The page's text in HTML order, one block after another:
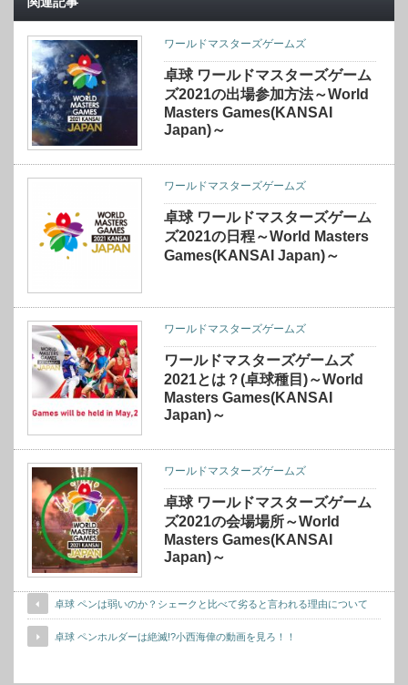
ワールドマスターズゲームズ
卓球 ワールドマスターズゲーム
ズ2021の出場参加方法～World
Masters Games(KANSAI
Japan)～
ワールドマスターズゲームズ
卓球 ワールドマスターズゲーム
ズ2021の日程～World Masters
Games(KANSAI Japan)～
ワールドマスターズゲームズ
ワールドマスターズゲームズ
2021とは？(卓球種目)～World
Masters Games(KANSAI
Japan)～
ワールドマスターズゲームズ
卓球 ワールドマスターズゲーム
ズ2021の会場場所～World
Masters Games(KANSAI
Japan)～
卓球 ペンは弱いのか？シェークと比べて劣ると言われる理由について
卓球 ペンホルダーは絶滅!?小西海偉の動画を見ろ！！